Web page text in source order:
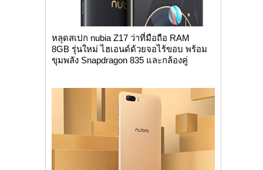
หลุดสเปก nubia Z17 ว่าที่มือถือ RAM
8GB รุ่นใหม่ ไฮเอนด์ด้วยจอไร้ขอบ พร้อม
ขุมพลัง Snapdragon 835 และกล้องคู่